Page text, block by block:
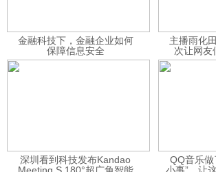
金融科技下，金融企业如何
保障信息安全
主播雨化
次让网友
深圳看到科技发布Kandao
QQ音乐做